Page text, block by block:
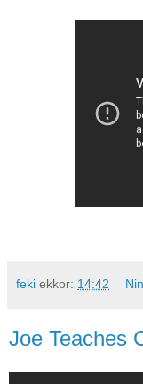
feki ekkor: 14:42
Joe Teaches